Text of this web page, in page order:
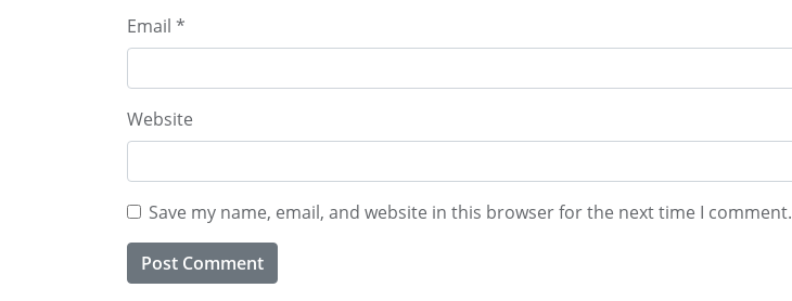
Email *
Website
Save my name, email, and website in this browser for the next time I comment.